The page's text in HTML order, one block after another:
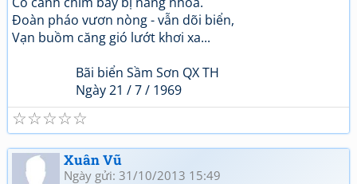
Đoàn pháo vươn nòng - vẫn dõi biển,
Vạn buồm căng gió lướt khơi xa...
Bãi biển Sầm Sơn QX TH
Ngày 21 / 7 / 1969
☆
☆
☆
☆
☆
Xuân Vũ
Ngày gửi: 31/10/2013 15:49